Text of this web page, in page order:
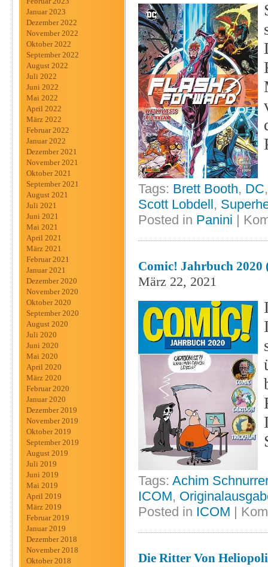
Januar 2023
Dezember 2022
November 2022
Oktober 2022
September 2022
August 2022
Juli 2022
Juni 2022
Mai 2022
April 2022
März 2022
Februar 2022
Januar 2022
Dezember 2021
November 2021
Oktober 2021
September 2021
August 2021
Juli 2021
Juni 2021
Mai 2021
April 2021
März 2021
Februar 2021
Januar 2021
Dezember 2020
November 2020
Oktober 2020
September 2020
August 2020
Juli 2020
Juni 2020
Mai 2020
April 2020
März 2020
Februar 2020
Januar 2020
Dezember 2019
November 2019
Oktober 2019
September 2019
August 2019
Juli 2019
Juni 2019
Mai 2019
April 2019
März 2019
Februar 2019
Januar 2019
Dezember 2018
November 2018
Oktober 2018
Tags: Brett Booth, DC
Scott Lobdell,
Posted in Panini |
Comic! Jahrbuch 2020
März 22, 2021
Tags: Achim Schnurrer
ICOM,
Posted in ICOM |
Die Ritter Von